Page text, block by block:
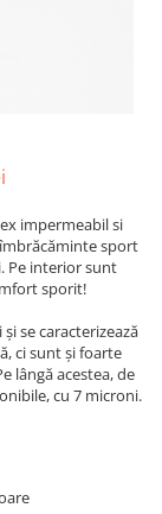
impermeabil si
sport
Pe interior sunt
sporit!
se caracterizează
ci sunt și foarte
lângă acestea, de
cu 7 microni.